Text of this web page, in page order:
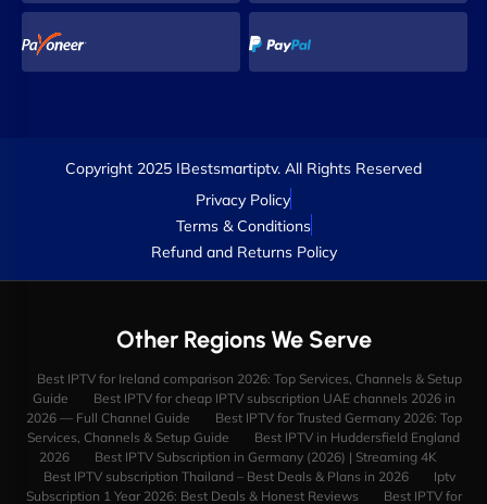
Copyright 2025 IBestsmartiptv. All Rights Reserved
Privacy Policy
Terms & Conditions
Refund and Returns Policy
Other Regions We Serve
Best IPTV for Ireland comparison 2026: Top Services, Channels & Setup
Guide
Best IPTV for cheap IPTV subscription UAE channels 2026 in
2026 — Full Channel Guide
Best IPTV for Trusted Germany 2026: Top
Services, Channels & Setup Guide
Best IPTV in Huddersfield England
2026
Best IPTV Subscription in Germany (2026) | Streaming 4K
Best IPTV subscription Thailand – Best Deals & Plans in 2026
Iptv
Subscription 1 Year 2026: Best Deals & Honest Reviews
Best IPTV for